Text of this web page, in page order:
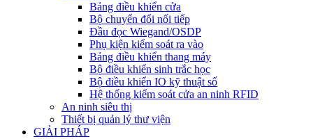
Bảng điều khiển cửa
Bộ chuyển đổi nối tiếp
Đầu đọc Wiegand/OSDP
Phụ kiện kiểm soát ra vào
Bảng điều khiển thang máy
Bộ điều khiển sinh trắc học
Bộ điều khiển IO kỹ thuật số
Hệ thống kiểm soát cửa an ninh RFID
An ninh siêu thị
Thiết bị quản lý thư viện
GIẢI PHÁP